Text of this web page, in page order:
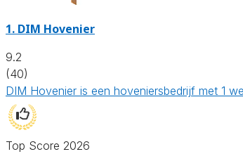
1. DIM Hovenier
9.2
(40)
DIM Hovenier is een hoveniersbedrijf met 1
Top Score 2026